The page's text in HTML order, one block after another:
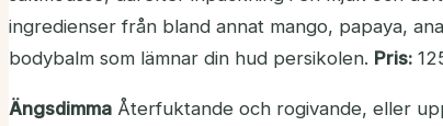
ingredienser från bland annat mango, papaya,
bodybalm som lämnar din hud persikolen. Pris:
Ängsdimma Återfuktande och rogivande, eller